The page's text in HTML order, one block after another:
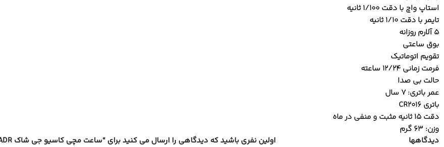
استاپ واچ با دقت 1/100 ثانیه
تایمر با دقت 1/10 ثانیه
5 آلارم روزانه
بوق ساعتی
تقویم اتوماتیک
فرمت زمانی 12/24 ساعته
حالت بی صدا
عمر باتری: 7 سال
باتری CR2016
دقت 15 ثانیه مثبت و منفی در ماه
وزن: 63 گرم
دیدگاهها
اولین نفری باشید که دیدگاهی را ارسال می کنید برای “ساعت مچی کاسیو جی شاک GA-900-4ADR”